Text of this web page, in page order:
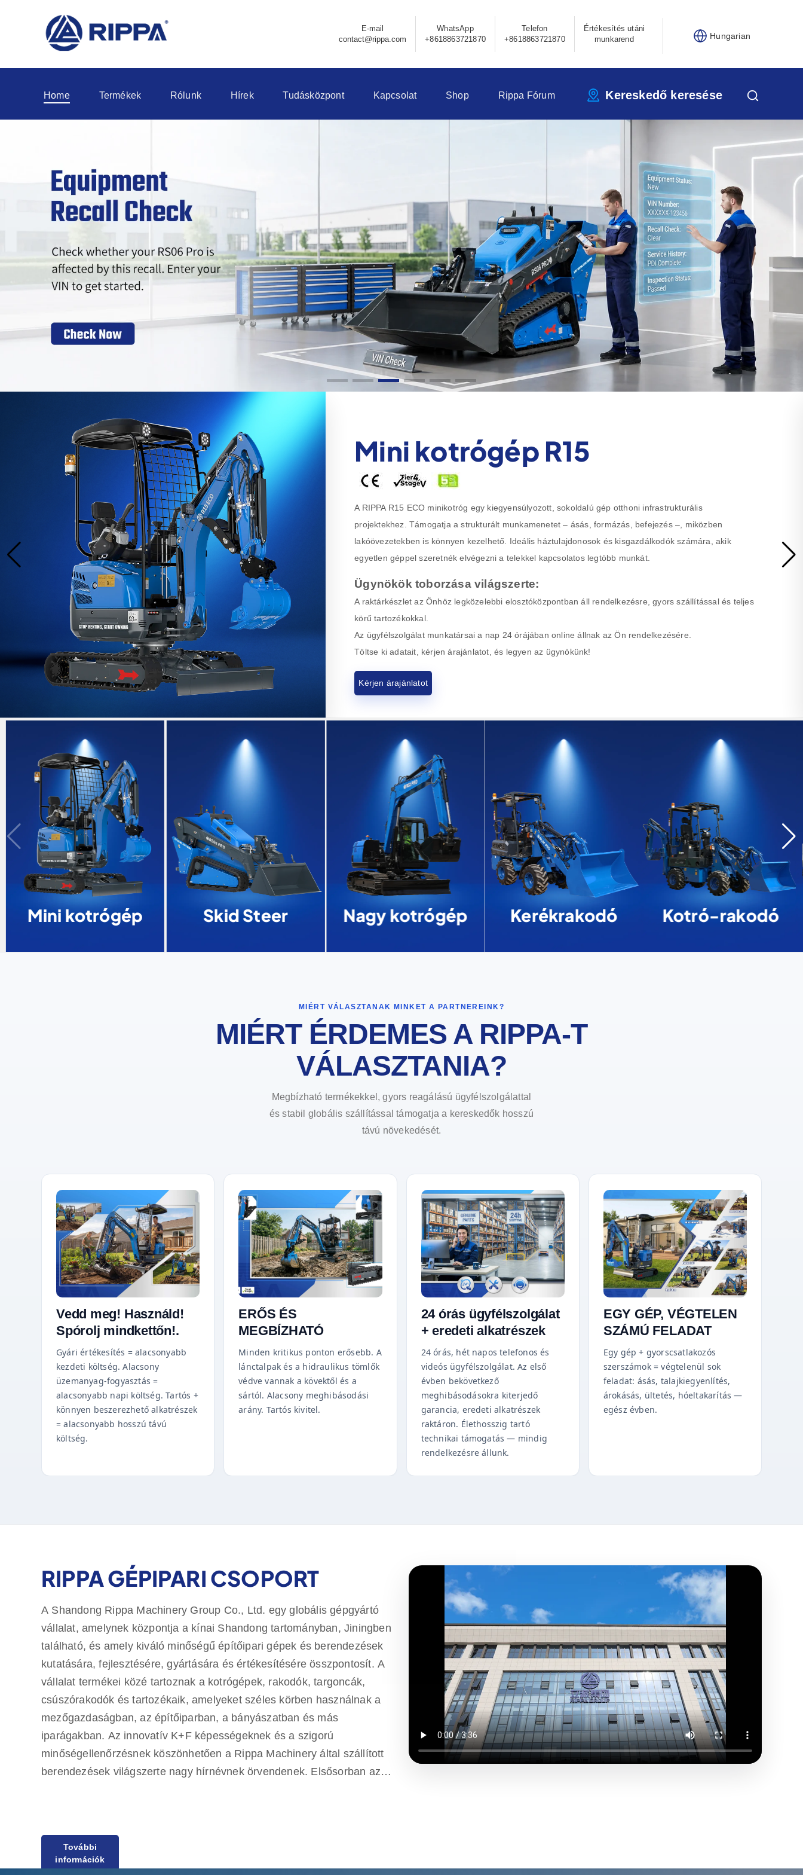
E-mail
contact@rippa.com
WhatsApp
+8618863721870
Telefon
+8618863721870
Értékesítés utáni
munkarend
Hungarian
Home Termékek Rólunk Hírek Tudásközpont Kapcsolat Shop Rippa Fórum Kereskedő keresése
Mini kotrógép R15
A RIPPA R15 ECO minikotróg egy kiegyensúlyozott, sokoldalú gép otthoni infrastrukturális
projektekhez. Támogatja a strukturált munkamenetet – ásás, formázás, befejezés –, miközben
lakóövezetekben is könnyen kezelhető. Ideális háztulajdonosok és kisgazdálkodók számára, akik
egyetlen géppel szeretnék elvégezni a telekkel kapcsolatos legtöbb munkát.
Ügynökök toborzása világszerte:
A raktárkészlet az Önhöz legközelebbi elosztóközpontban áll rendelkezésre, gyors szállítással és teljes
körű tartozékokkal.
Az ügyfélszolgálat munkatársai a nap 24 órájában online állnak az Ön rendelkezésére.
Töltse ki adatait, kérjen árajánlatot, és legyen az ügynökünk!
Kérjen árajánlatot
Mini kotrógép Skid Steer Nagy kotrógép Kerékrakodó Kotró-rakodó
MIÉRT VÁLASZTANAK MINKET A PARTNEREINK?
MIÉRT ÉRDEMES A RIPPA-T
VÁLASZTANIA?
Megbízható termékekkel, gyors reagálású ügyfélszolgálattal
és stabil globális szállítással támogatja a kereskedők hosszú
távú növekedését.
Vedd meg! Használd!
Spórolj mindkettőn!.
Gyári értékesítés = alacsonyabb
kezdeti költség. Alacsony
üzemanyag-fogyasztás =
alacsonyabb napi költség. Tartós +
könnyen beszerezhető alkatrészek
= alacsonyabb hosszú távú
költség.
ERŐS ÉS
MEGBÍZHATÓ
Minden kritikus ponton erősebb. A
lánctalpak és a hidraulikus tömlők
védve vannak a kövektől és a
sártól. Alacsony meghibásodási
arány. Tartós kivitel.
24 órás ügyfélszolgálat
+ eredeti alkatrészek
24 órás, hét napos telefonos és
videós ügyfélszolgálat. Az első
évben bekövetkező
meghibásodásokra kiterjedő
garancia, eredeti alkatrészek
raktáron. Élethosszig tartó
technikai támogatás — mindig
rendelkezésre állunk.
EGY GÉP, VÉGTELEN
SZÁMÚ FELADAT
Egy gép + gyorscsatlakozós
szerszámok = végtelenül sok
feladat: ásás, talajkiegyenlítés,
árokásás, ültetés, hóeltakarítás —
egész évben.
RIPPA GÉPIPARI CSOPORT
A Shandong Rippa Machinery Group Co., Ltd. egy globális gépgyártó
vállalat, amelynek központja a kínai Shandong tartományban, Jiningben
található, és amely kiváló minőségű építőipari gépek és berendezések
kutatására, fejlesztésére, gyártására és értékesítésére összpontosít. A
vállalat termékei közé tartoznak a kotrógépek, rakodók, targoncák,
csúszórakodók és tartozékaik, amelyeket széles körben használnak a
mezőgazdaságban, az építőiparban, a bányászatban és más
iparágakban. Az innovatív K+F képességeknek és a szigorú
minőségellenőrzésnek köszönhetően a Rippa Machinery által szállított
berendezések világszerte nagy hírnévnek örvendenek. Elsősorban az
Rippa világszerte több képviselettel is rendelkezik, amelyek egyablakos
szolgáltatásokat nyújtanak az értékesítés előtti konzultációtól az